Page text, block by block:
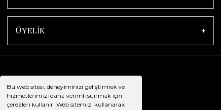
Bu web sitesi, deneyiminizi geliştirmek ve
hizmetlerimizi daha verimli sunmak için
çerezleri kullanır. Web sitemizi kullanarak
ÜYELİK